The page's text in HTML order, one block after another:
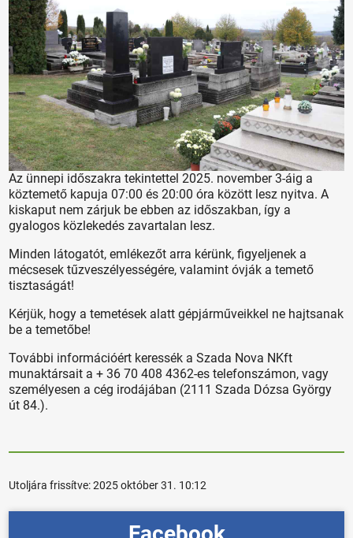
Az ünnepi időszakra tekintettel 2025. november 3-áig a
köztemető kapuja 07:00 és 20:00 óra között lesz nyitva. A
kiskaput nem zárjuk be ebben az időszakban, így a
gyalogos közlekedés zavartalan lesz.
Minden látogatót, emlékezőt arra kérünk, figyeljenek a
mécsesek tűzveszélyességére, valamint óvják a temető
tisztaságát!
Kérjük, hogy a temetések alatt gépjárműveikkel ne hajtsanak
be a temetőbe!
További információért keressék a Szada Nova NKft
munaktársait a + 36 70 408 4362-es telefonszámon, vagy
személyesen a cég irodájában (2111 Szada Dózsa György
út 84.).
Utoljára frissítve:2025 október 31. 10:12